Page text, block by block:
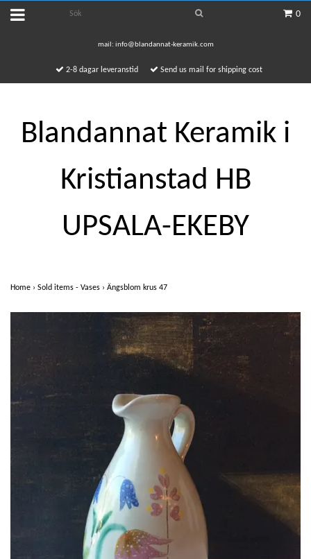
0
mail: info@blandannat-keramik.com
2-8 dagar leveranstid Send us mail for shipping cost
Blandannat Keramik i
Kristianstad HB
UPSALA-EKEBY
Home › Sold items - Vases › Ängsblom krus 47